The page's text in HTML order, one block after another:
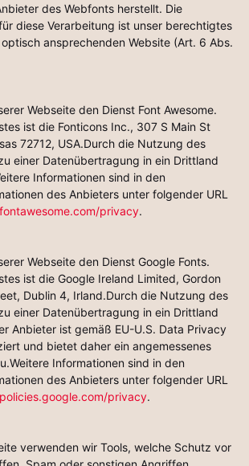
des Webfonts herstellt. Die
diese Verarbeitung ist unser berechtigtes
ansprechenden Website (Art. 6 Abs.
Webseite den Dienst Font Awesome.
ist die Fonticons Inc., 307 S Main St
72712, USA.Durch die Nutzung des
einer Datenübertragung in ein Drittland
Informationen sind in den
des Anbieters unter folgender URL
privacy.
Webseite den Dienst Google Fonts.
ist die Google Ireland Limited, Gordon
Dublin 4, Irland.Durch die Nutzung des
einer Datenübertragung in ein Drittland
Anbieter ist gemäß EU-U.S. Data Privacy
und bietet daher ein angemessenes
Informationen sind in den
des Anbieters unter folgender URL
privacy.
verwenden wir Tools, welche Schutz vor